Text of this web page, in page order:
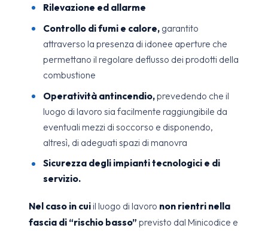
Rilevazione ed allarme
Controllo di fumi e calore, garantito
attraverso la presenza di idonee aperture che
permettano il regolare deflusso dei prodotti della
combustione
Operatività antincendio,prevedendo che il
luogo di lavoro sia facilmente raggiungibile da
eventuali mezzi di soccorso e disponendo,
altresì, di adeguati spazi di manovra
Sicurezza degli impianti tecnologici e di
servizio.
Nel caso in cuiil luogo di lavoro non rientri nella
fascia di “rischio basso” previsto dal Minicodice e